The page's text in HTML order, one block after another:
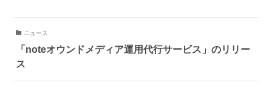
ニュース
「noteオウンドメディア運用代行サービス」のリリー
ス